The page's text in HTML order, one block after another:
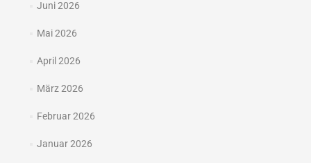
Juni 2026
Mai 2026
April 2026
März 2026
Februar 2026
Januar 2026